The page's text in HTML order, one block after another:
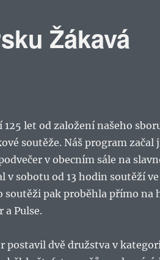
Žákavá
let od založení našeho
soutěže. Náš program začal
v obecním sále na
v sobotu od 13 hodin soutěží
soutěži pak proběhla přímo na
a Pulse.
postavil dvě družstva v